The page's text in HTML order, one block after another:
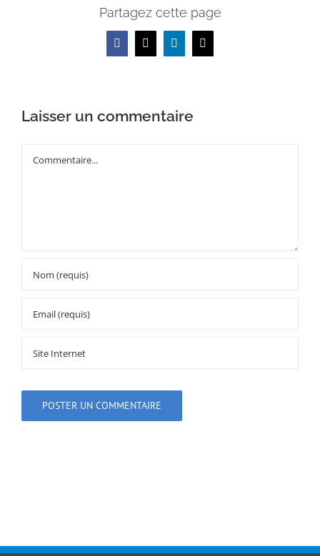
Partagez cette page
Facebook
X LinkedInEmail
Laisser un commentaire
Commentaire